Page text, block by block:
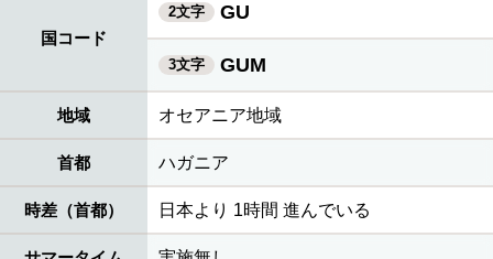
国コード
2文字 GU
3文字 GUM
地域 オセアニア地域
首都 ハガニア
時差（首都） 日本より 1時間 進んでいる